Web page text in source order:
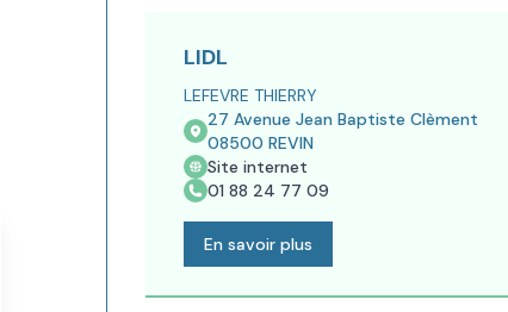
LIDL
LEFEVRE THIERRY
27 Avenue Jean Baptiste Clèment
08500 REVIN
Site internet
01 88 24 77 09
En savoir plus